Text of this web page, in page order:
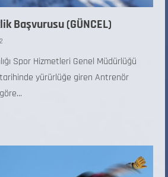
Başvurusu (GÜNCEL)
Spor Hizmetleri Genel Müdürlüğü
yürürlüğe giren Antrenör